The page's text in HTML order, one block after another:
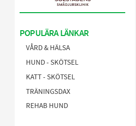
POPULÄRA LÄNKAR
VÅRD & HÄLSA
HUND - SKÖTSEL
KATT - SKÖTSEL
TRÄNINGSDAX
REHAB HUND